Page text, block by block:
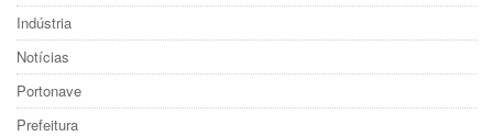
Indústria
Notícias
Portonave
Prefeitura